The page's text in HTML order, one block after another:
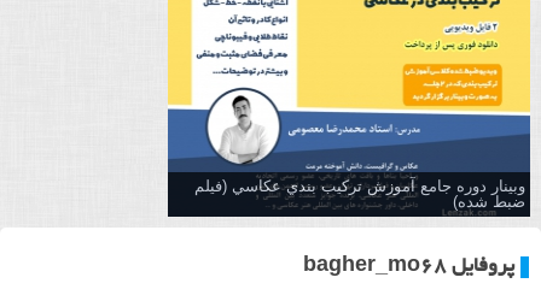
وبینار دوره جامع آموزش تركيب بندي عكاسي (فیلم
ضبط شده)
پروفایل bagher_mo68